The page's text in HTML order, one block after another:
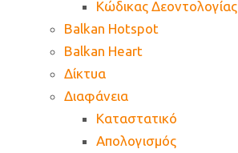
Κώδικας Δεοντολογίας
Balkan Hotspot
Balkan Heart
Δίκτυα
Διαφάνεια
Καταστατικό
Απολογισμός